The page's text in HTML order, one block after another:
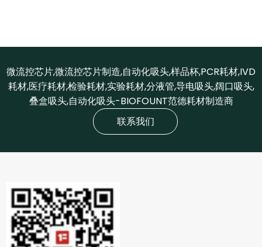
微流控芯片,微流控芯片制造,自动化吸头,样品杯,PCR耗材,IVD
耗材,医疗耗材,检验耗材,实验耗材,分液管,导电吸头,阔口吸头,
叠盒吸头,自动化吸头-BIOFOUNT范德耗材制造商
联系我们